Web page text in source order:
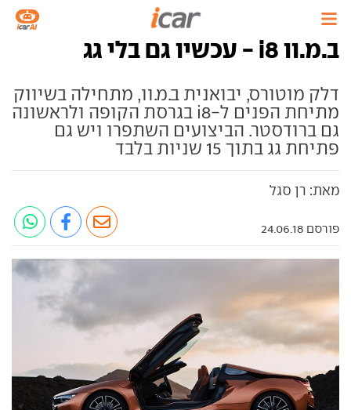
ב.מ.וו i8 - עכשיו גם בלי גג
דלק מוטורס, יבואנית ב.מ.וו, מתחילה בשיווק
מתיחת הפנים ל-i8 בגרסת הקופה ולראשונה
גם ברודסטר. הביצועים השתפרו ויש גם
פתיחת גג בתוך 15 שניות בלבד
מאת: רן סגל
פורסם 24.06.18